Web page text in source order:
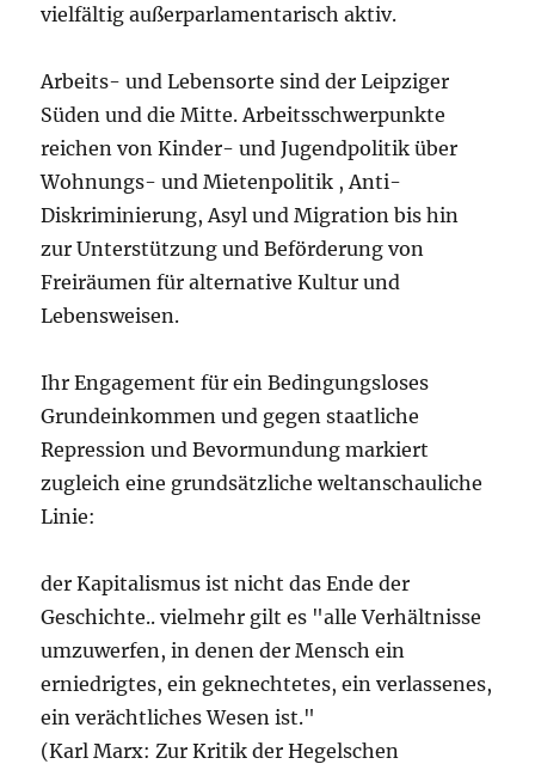
vielfältig außerparlamentarisch aktiv.
Arbeits- und Lebensorte sind der Leipziger
Süden und die Mitte. Arbeitsschwerpunkte
reichen von Kinder- und Jugendpolitik über
Wohnungs- und Mietenpolitik , Anti-
Diskriminierung, Asyl und Migration bis hin
zur Unterstützung und Beförderung von
Freiräumen für alternative Kultur und
Lebensweisen.
Ihr Engagement für ein Bedingungsloses
Grundeinkommen und gegen staatliche
Repression und Bevormundung markiert
zugleich eine grundsätzliche weltanschauliche
Linie:
der Kapitalismus ist nicht das Ende der
Geschichte.. vielmehr gilt es "alle Verhältnisse
umzuwerfen, in denen der Mensch ein
erniedrigtes, ein geknechtetes, ein verlassenes,
ein verächtliches Wesen ist."
(Karl Marx: Zur Kritik der Hegelschen